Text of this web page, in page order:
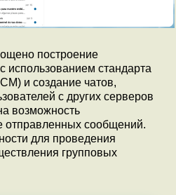
построение
использованием стандарта
и создание чатов,
с других серверов
возможность
отправленных сообщений.
для проведения
групповых